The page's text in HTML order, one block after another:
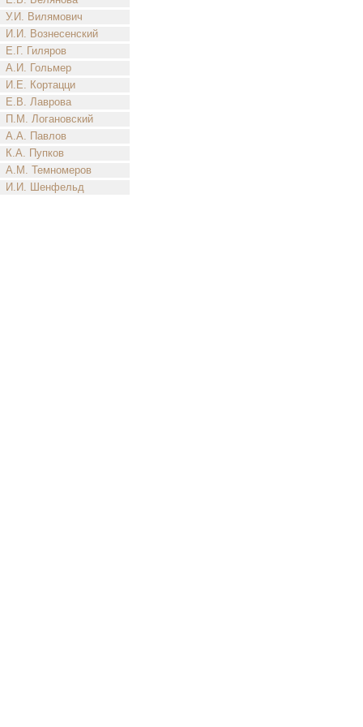
У.И. Вилямович
И.И. Вознесенский
Е.Г. Гиляров
А.И. Гольмер
И.Е. Кортацци
Е.В. Лаврова
П.М. Логановский
А.А. Павлов
К.А. Пупков
А.М. Темномеров
И.И. Шенфельд